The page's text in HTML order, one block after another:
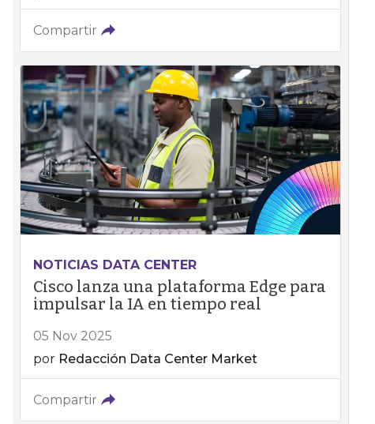
Compartir
NOTICIAS DATA CENTER
Cisco lanza una plataforma Edge para
impulsar la IA en tiempo real
05 Nov 2025
por Redacción Data Center Market
Compartir